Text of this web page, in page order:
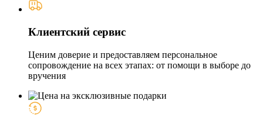
Клиентский сервис
Ценим доверие и предоставляем персональное
сопровождение на всех этапах: от помощи в выборе до
вручения